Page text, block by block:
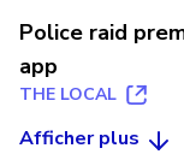
Police raid
app
THE LOCAL
Afficher plus